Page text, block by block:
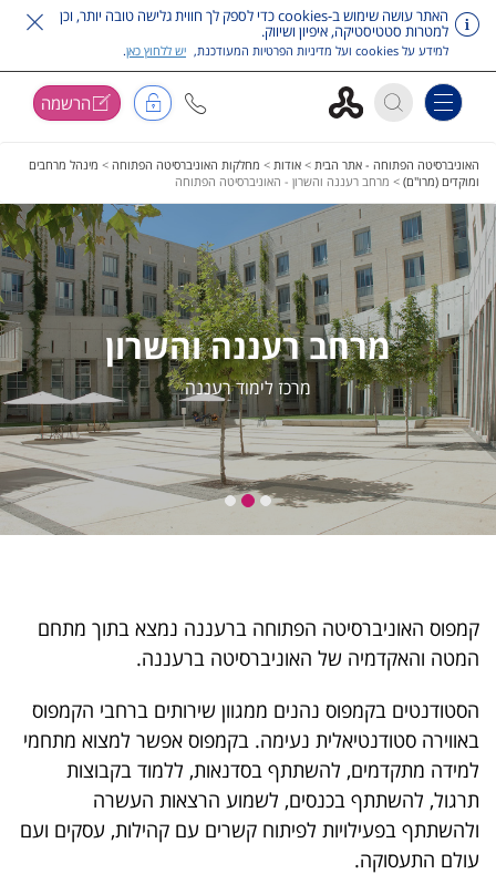
האתר עושה שימוש ב-cookies כדי לספק לך חווית גלישה טובה יותר, וכן
למטרות סטטיסטיקה, איפיון ושיווק.
למידע על cookies ועל מדיניות הפרטיות המעודכנת, יש ללחוץ כאן.
Toggle navigation הרשמה
האוניברסיטה הפתוחה - אתר הבית > אודות > מחלקות האוניברסיטה הפתוחה > מינהל מרחבים
ומוקדים (מרו"ם) > מרחב רעננה והשרון - האוניברסיטה הפתוחה
מרחב רעננה והשרון
מרכז לימוד רעננה
קמפוס האוניברסיטה הפתוחה ברעננה נמצא בתוך מתחם
המטה והאקדמיה של האוניברסיטה ברעננה.
הסטודנטים בקמפוס נהנים ממגוון שירותים ברחבי הקמפוס
באווירה סטודנטיאלית נעימה. בקמפוס אפשר למצוא מתחמי
למידה מתקדמים, להשתתף בסדנאות, ללמוד בקבוצות
תרגול, להשתתף בכנסים, לשמוע הרצאות העשרה
ולהשתתף בפעילויות לפיתוח קשרים עם קהילות, עסקים ועם
עולם התעסוקה.